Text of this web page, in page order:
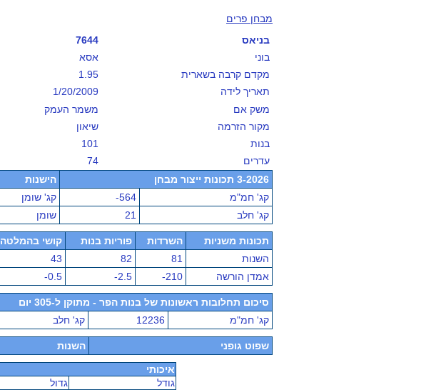
מבחן פרים
בניאס
7644
בוני
אסא
מקדם קרבה בשארית
1.95
תאריך לידה
1/20/2009
משק אם
משמר העמק
מקור הזרמה
שיאון
בנות
101
עדרים
74
3-2026 תכונות ייצור מבחן
הישנות
קג' חמ"מ
-564 קג' שומן
קג' חלב
21 שומן
תכונות משניות השרדות פוריות בנות קושי בהמלטה
השנות
81
82
43
אמדן הורשה
-210
-2.5
-0.5
סיכום תחלובות ראשונות של בנות הפר - מתוקן ל-305 יום
קג' חמ"מ
12236 קג' חלב
שפוט גופני השנות
איכותי
גודל
גדול